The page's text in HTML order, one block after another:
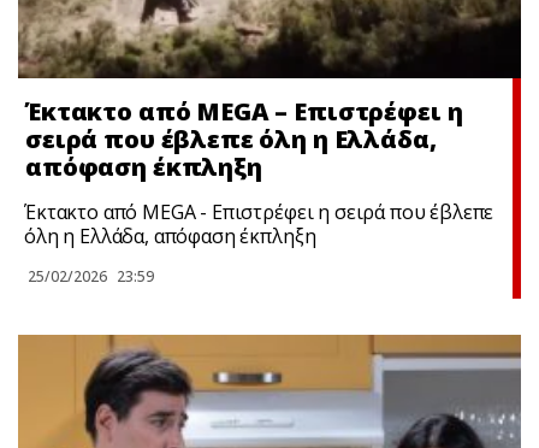
Έκτακτo από MEGA – Επιστρέφει η
σειρά που έβλεπε όλη η Ελλάδα,
απόφαση έκπληξη
Έκτακτo από MEGA - Επιστρέφει η σειρά που έβλεπε
όλη η Ελλάδα, απόφαση έκπληξη
25/02/2026 23:59